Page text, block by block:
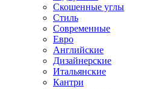
Скошенные углы
Стиль
Современные
Евро
Английские
Дизайнерские
Итальянские
Кантри